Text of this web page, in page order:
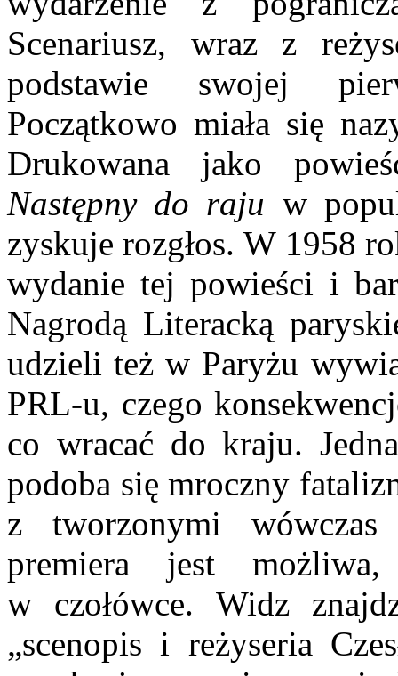
Scenariusz, wraz z
podstawie swojej
Początkowo miała się
Drukowana jako
Następny do raju w
zyskuje rozgłos. W 1958
wydanie tej powieści i
Nagrodą Literacką
udzieli też w Paryżu
PRL-u, czego
co wracać do kraju.
podoba się mroczny
z tworzonymi wówczas
premiera jest
w czołówce. Widz
„scenopis i reżyseria